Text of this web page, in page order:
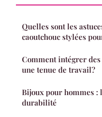
Quelles sont les
caoutchouc stylées
Comment intégrer
une tenue de travail?
Bijoux pour hommes
durabilité